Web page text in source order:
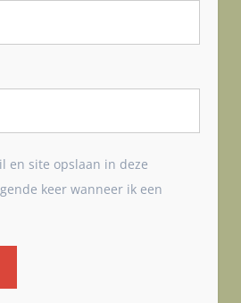
en site opslaan in deze
keer wanneer ik een